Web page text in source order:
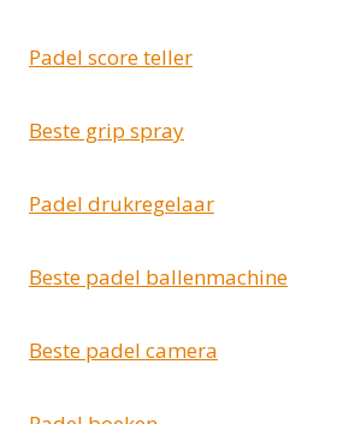
Padel score teller
Beste grip spray
Padel drukregelaar
Beste padel ballenmachine
Beste padel camera